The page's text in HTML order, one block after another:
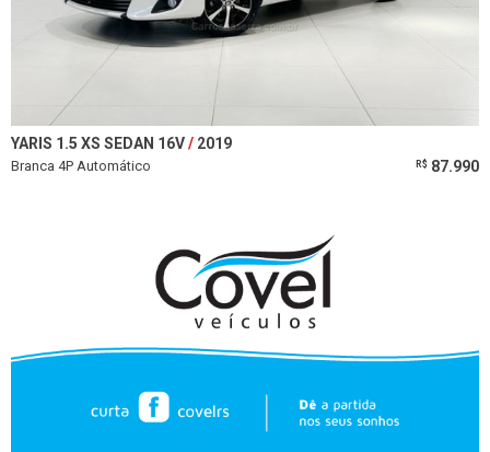
YARIS 1.5 XS SEDAN 16V 2019
Branca 4P Automático R$ 87.990